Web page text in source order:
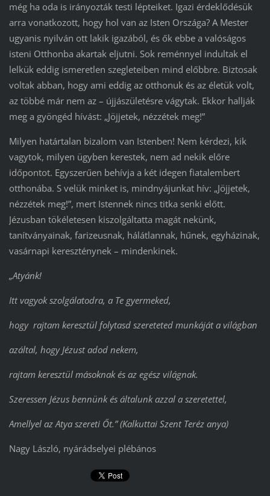
még ha oda is irányozták testi lépteiket. Igazi érdeklődésük
arra vonatkozott, hogy hol van az Isten Országa? A Mester
ugyanis nyilván ott lakik igazából, és ők ebbe a valóságos
isteni Otthonba akartak eljutni. Sok reménnyel indultak el
lelkük eddig ismeretlen szegleteiben mind előbbre. Biztosak
voltak abban, hogy ami eddig az otthonuk és az életük volt,
az többé már nem az – újjászületésre vágytak. Ekkor hallják
meg a gyöngéd hívást: „Jöjjetek, nézzétek meg!”
Milyen határtalan bizalom van Istenben! Nem kérdezi, kik
vagytok, milyen ügyben kerestek, nem ad nekik előre
időpontot. Egyszerűen behívja a két idegen fiatalembert
otthonába. S velük minket is, mindnyájunkat hív: „Jöjjetek,
nézzétek meg!”, mert Istennek nincs titka senki előtt.
Jézusban tökéletesen kiszolgáltatta magát nekünk,
tanítványainak, farizeusnak, hálátlannak, hűnek, egyházinak,
vasárnapi kereszténynek – mindenkinek.
„Atyánk!
Itt vagyok szolgálatodra, a Te gyermeked,
hogy rajtam keresztül folytasd szereteted munkáját a világban
azáltal, hogy Jézust adod nekem,
rajtam keresztül másoknak és az egész világnak.
Szeressen Jézus bennünk és általunk azzal a szeretettel,
Amellyel az Atya szereti Őt.” (Kalkuttai Szent Teréz anya)
Nagy László, nyárádselyei plébános